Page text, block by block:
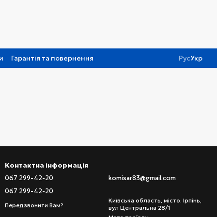
Гарантія та повернення РусУкр
Контактна інформація
067 299-42-20
067 299-42-20
Передзвонити Вам?
komisar83@gmail.com
Київська область, місто. Ірпінь,
вул Центральна 28/1